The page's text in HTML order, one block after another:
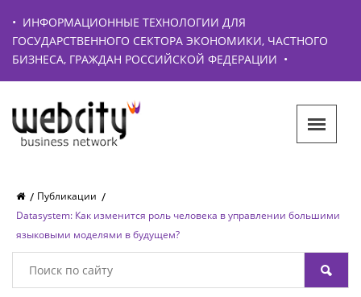
• ИНФОРМАЦИОННЫЕ ТЕХНОЛОГИИ ДЛЯ
ГОСУДАРСТВЕННОГО СЕКТОРА ЭКОНОМИКИ, ЧАСТНОГО
БИЗНЕСА, ГРАЖДАН РОССИЙСКОЙ ФЕДЕРАЦИИ •
Публикации
Datasystem: Как изменится роль человека в управлении большими
языковыми моделями в будущем?